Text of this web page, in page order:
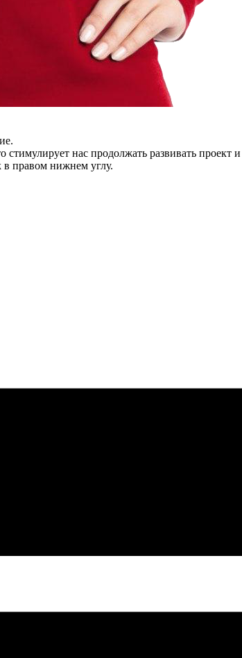
стимулирует нас продолжать развивать
в правом нижнем углу.